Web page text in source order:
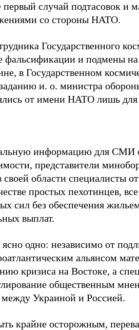
первый случай подтасовок и
со стороны НАТО.
Государственного
фальсификации и подмены
в Государственном
и. о. министра
от имени НАТО лишь
информацию для СМИ
представители
области специалисты
простых пехотинцев,
сил без обеспечения
выплат.
одно: независимо от
альянсом
кризиса на Востоке, а
общественным
между Украиной и Россией.
крайне осторожным,